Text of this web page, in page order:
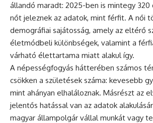
állandó maradt: 2025-ben is mintegy
nőt jeleznek az adatok, mint férfit. A női
demográfiai sajátosság, amely az eltérő
életmódbeli különbségek, valamint a
várható élettartama miatt alakul így.
A népességfogyás hátterében számos
csökken a születések száma: kevesebb
mint ahányan elhaláloznak. Másrészt az
jelentős hatással van az adatok
magyar állampolgár vállal munkát vagy